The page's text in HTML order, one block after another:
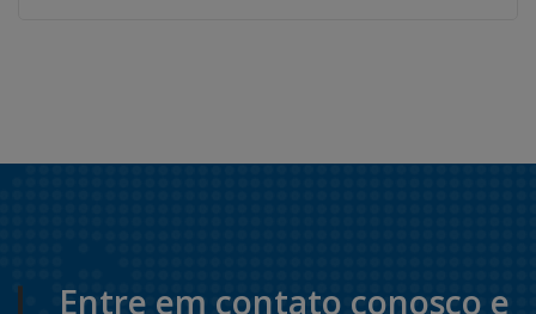
Entre em contato conosco e